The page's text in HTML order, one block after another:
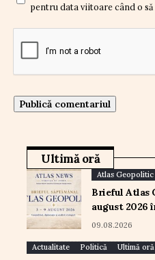
pentru data viitoare când o
Ultimă oră
Atlas Geopolitic
Brieful Atlas
august 2026
09.08.2026
Actualitate Politică Ultimă oră